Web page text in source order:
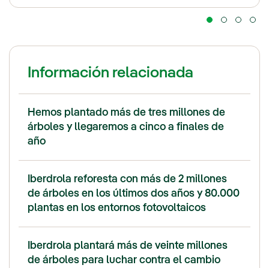
Información relacionada
Hemos plantado más de tres millones de
árboles y llegaremos a cinco a finales de
año
Iberdrola reforesta con más de 2 millones
de árboles en los últimos dos años y 80.000
plantas en los entornos fotovoltaicos
Iberdrola plantará más de veinte millones
de árboles para luchar contra el cambio